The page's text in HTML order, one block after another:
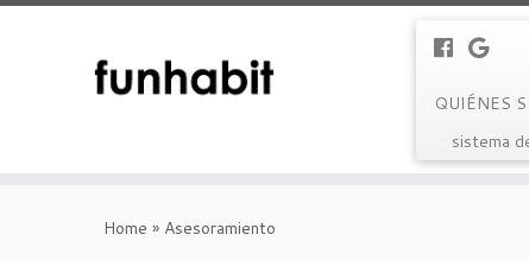
QUIÉNES
sistema
Home » Asesoramiento